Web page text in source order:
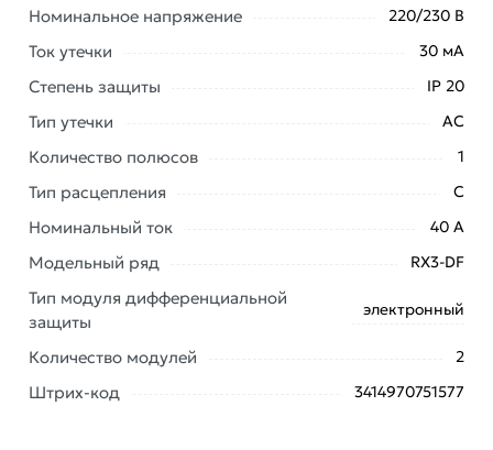
Наши профессиональные менеджеры обработают
заказ и свяжутся с Вами для согласования условий
онлайн заказа рекомендуем ознакомиться с
описанием, характеристиками и отзывами.
Данний товар от производителя
соответствует всем стандартам качества. Возврат
купленного товарa в течение 7 дней (наличие чека
Номинальное напряжение 220/230 В
Ток утечки 30 мА
Степень защиты IP 20
Тип утечки АС
Количество полюсов 1
Тип расцепления C
Номинальный ток 40 А
Модельный ряд RX3-DF
Тип модуля дифференциальной
защиты
электронный
Количество модулей 2
Штрих-код 3414970751577